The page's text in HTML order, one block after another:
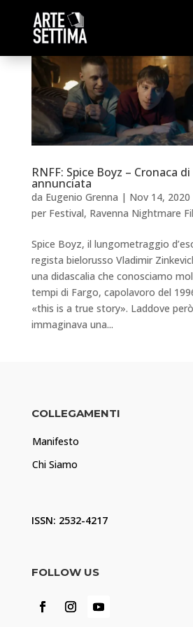
RNFF: Spice Boyz – Cronaca
annunciata
da Eugenio Grenna | Nov 14, 2020
per Festival, Ravenna Nightmare
Spice Boyz, il lungometraggio
regista bielorusso Vladimir
una didascalia che conosciamo
tempi di Fargo, capolavoro del
«this is a true story». Laddove
immaginava una...
COLLEGAMENTI
Manifesto
Chi Siamo
ISSN: 2532-4217
FOLLOW US